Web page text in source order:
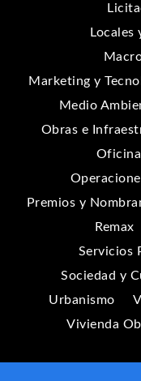
Locales
Marketing y
Medio
Obras e
Premios y
Remax
Servicios
Sociedad y
Urbanismo
Vivienda